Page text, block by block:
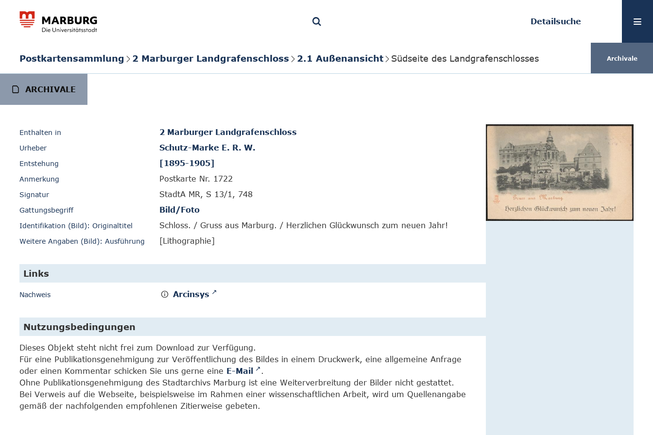
Detailsuche
Postkartensammlung 2 Marburger Landgrafenschloss 2.1 Außenansicht Südseite des Landgrafenschlosses Archivale
ARCHIVALE
Enthalten in 2 Marburger Landgrafenschloss
Urheber Schutz-Marke E. R. W.
Entstehung [1895-1905]
Anmerkung Postkarte Nr. 1722
Signatur StadtA MR, S 13/1, 748
Gattungsbegriff Bild/Foto
Identifikation (Bild): Originaltitel Schloss. / Gruss aus Marburg. / Herzlichen Glückwunsch zum neuen Jahr!
Weitere Angaben (Bild): Ausführung [Lithographie]
Links
Nachweis Arcinsys
Nutzungsbedingungen
Dieses Objekt steht nicht frei zum Download zur Verfügung.
Für eine Publikationsgenehmigung zur Veröffentlichung des Bildes in einem Druckwerk, eine allgemeine Anfrage
oder einen Kommentar schicken Sie uns gerne eine E-Mail
.
Ohne Publikationsgenehmigung des Stadtarchivs Marburg ist eine Weiterverbreitung der Bilder nicht gestattet.
Bei Verweis auf die Webseite, beispielsweise im Rahmen einer wissenschaftlichen Arbeit, wird um Quellenangabe
gemäß der nachfolgenden empfohlenen Zitierweise gebeten.